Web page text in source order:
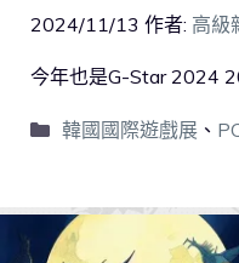
2024/11/13 作者: 高級
今年也是G-Star 2024
韓國國際遊戲展、